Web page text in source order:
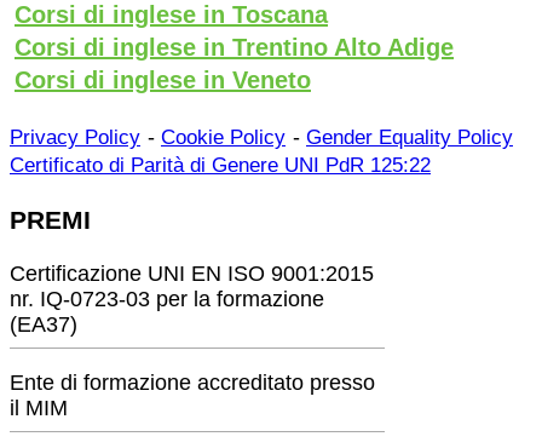
Corsi di inglese in Toscana
Corsi di inglese in Trentino Alto Adige
Corsi di inglese in Veneto
Privacy Policy - Cookie Policy - Gender Equality Policy
Certificato di Parità di Genere UNI PdR 125:22
PREMI
Certificazione UNI EN ISO 9001:2015
nr. IQ-0723-03 per la formazione
(EA37)
Ente di formazione accreditato presso
il MIM